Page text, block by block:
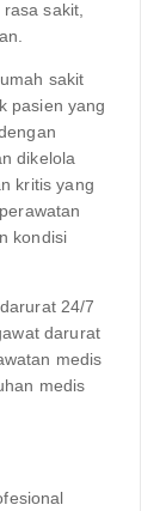
sakit,
sakit
pasien yang
dikelola
kritis yang
kondisi
24/7
darurat
medis
medis